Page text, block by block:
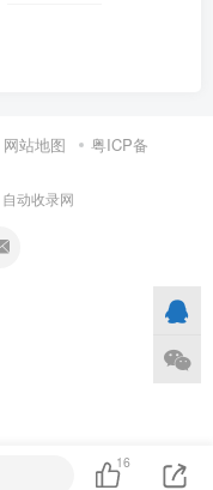
网站地图
粤ICP备
自动收录网
16